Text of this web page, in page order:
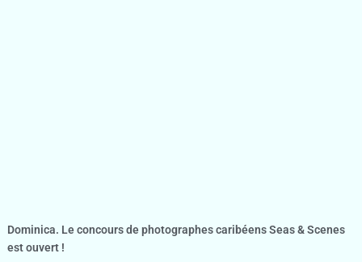
Dominica. Le concours de photographes caribéens Seas & Scenes
est ouvert !